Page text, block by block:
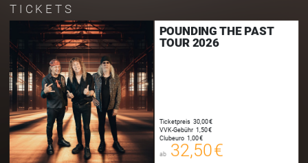
TICKETS
POUNDING THE PAST
TOUR 2026
Ticketpreis 30,00 €
VVK-Gebühr 1,50 €
Clubeuro 1,00 €
ab 32,50 €
00